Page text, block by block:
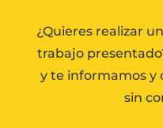
¿Quieres realizar
trabajo
y te informamos y
sin